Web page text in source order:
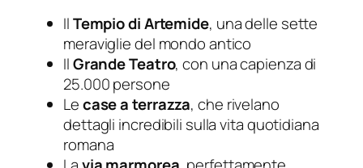
IlTempio di Artemide, una delle sette
meraviglie del mondo antico
IlGrande Teatro, con una capienza di
25.000 persone
Lecase a terrazza, che rivelano
dettagli incredibili sulla vita quotidiana
romana